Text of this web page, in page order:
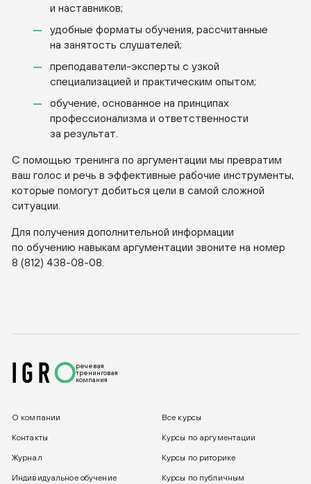
и наставников;
удобные форматы обучения, рассчитанные
на занятость слушателей;
преподаватели-эксперты с узкой
специализацией и практическим опытом;
обучение, основанное на принципах
профессионализма и ответственности
за результат.
С помощью тренинга по аргументации мы превратим
ваш голос и речь в эффективные рабочие инструменты,
которые помогут добиться цели в самой сложной
ситуации.
Для получения дополнительной информации
по обучению навыкам аргументации звоните на номер
8 (812) 438-08-08
речевая
тренинговая
компания
О компании Все курсы
Контакты Курсы по аргументации
Журнал Курсы по риторике
Индивидуальное обучение Курсы по публичным